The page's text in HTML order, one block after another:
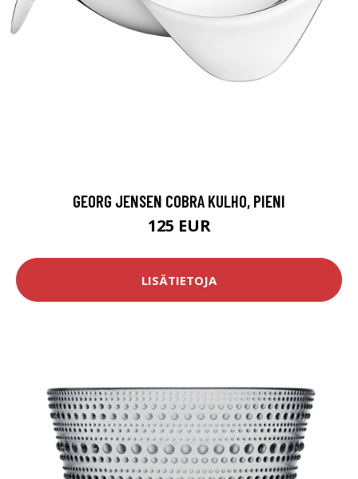
GEORG JENSEN COBRA KULHO, PIENI
125 EUR
LISÄTIETOJA